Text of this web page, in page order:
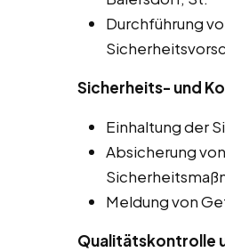
Durchführung
Sicherheits- und
Einhaltung der
Absicherung
Meldung von
Qualitätskontrolle